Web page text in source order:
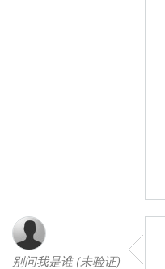
别问我是谁 (未验证)